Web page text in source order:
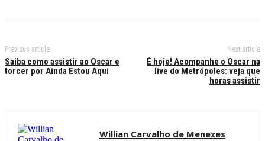
Previous article
Saiba como assistir ao Oscar e
torcer por Ainda Estou Aqui
Next article
É hoje! Acompanhe o Oscar na
live do Metrópoles: veja que
horas assistir
Willian Carvalho de Menezes